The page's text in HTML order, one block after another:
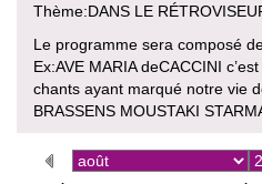
Thème:DANS LE
Le programme sera composé
Ex:AVE MARIA deCACCINI
chants ayant marqué notre vie
BRASSENS MOUSTAKI